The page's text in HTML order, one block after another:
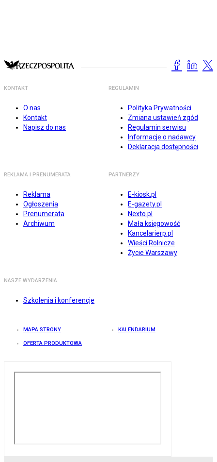
KONTAKT
O nas
Kontakt
Napisz do nas
REGULAMIN
Polityka Prywatności
Zmiana ustawień zgód
Regulamin serwisu
Informacje o nadawcy
Deklaracja dostępności
REKLAMA I PRENUMERATA
Reklama
Ogłoszenia
Prenumerata
Archiwum
PARTNERZY
E-kiosk.pl
E-gazety.pl
Nexto.pl
Mała księgowość
Kancelarierp.pl
Wieści Rolnicze
Życie Warszawy
NASZE WYDARZENIA
Szkolenia i konferencje
MAPA STRONY KALENDARIUM
OFERTA PRODUKTOWA